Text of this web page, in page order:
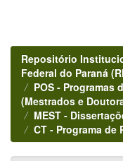
Repositório
Federal do Paraná
POS - Programas
(Mestrados e
MEST -
CT - Programa de